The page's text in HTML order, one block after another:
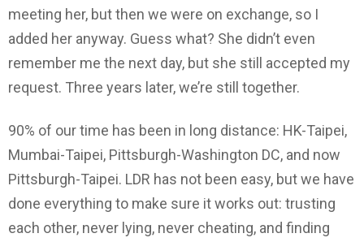
meeting her, but then we were on exchange, so I
added her anyway. Guess what? She didn’t even
remember me the next day, but she still accepted my
request. Three years later, we’re still together.
90% of our time has been in long distance: HK-Taipei,
Mumbai-Taipei, Pittsburgh-Washington DC, and now
Pittsburgh-Taipei. LDR has not been easy, but we have
done everything to make sure it works out: trusting
each other, never lying, never cheating, and finding